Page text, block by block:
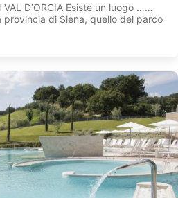
VAL D’ORCIA Esiste un luogo ……
provincia di Siena, quello del parco